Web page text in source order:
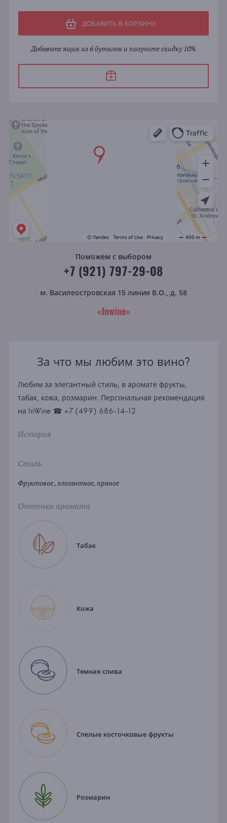
ДОБАВИТЬ В КОРЗИНУ
Добавьте ящик из 6 бутылок и получите скидку 10%
Поможем с выбором
+7 (921) 797-29-08
м. Василеостровская 15 линия В.О., д. 58
«Inwine»
За что мы любим это вино?
Любим за элегантный стиль, в аромате фрукты,
табак, кожа, розмарин. Персональная рекомендация
на InWine ☎ +7 (499) 686-14-12
История
Стиль
Фруктовое , элегантное, пряное
Оттенки аромата
Табак
Кожа
Темная слива
Спелые косточковые фрукты
Розмарин